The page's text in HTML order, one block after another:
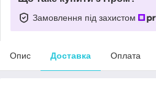
Замовлення під захистом
Опис Доставка Оплата